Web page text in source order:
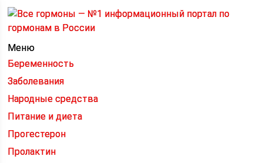
Меню
Беременность
Заболевания
Народные средства
Питание и диета
Прогестерон
Пролактин